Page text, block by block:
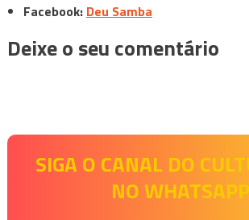
Facebook: Deu Samba
Deixe o seu comentário
SIGA O CANAL DO
NO WHATSAPP